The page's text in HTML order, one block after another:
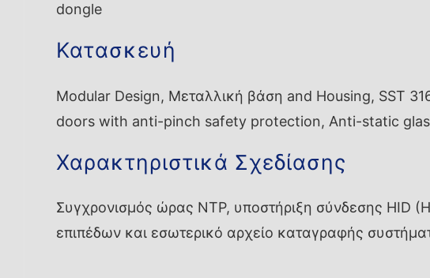
dongle
Κατασκευή
Modular Design, Μεταλλική βάση and Housing, SST
doors with anti-pinch safety protection, Anti-static
Χαρακτηριστικά Σχεδίασης
Συγχρονισμός ώρας NTP, υποστήριξη σύνδεσης HID
επιπέδων και εσωτερικό αρχείο καταγραφής